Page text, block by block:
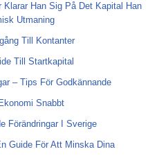
Han Sig På Det Kapital Han
Utmaning
Till Kontanter
Till Startkapital
– Tips För Godkännande
Snabbt
Förändringar I Sverige
Guide För Att Minska Dina